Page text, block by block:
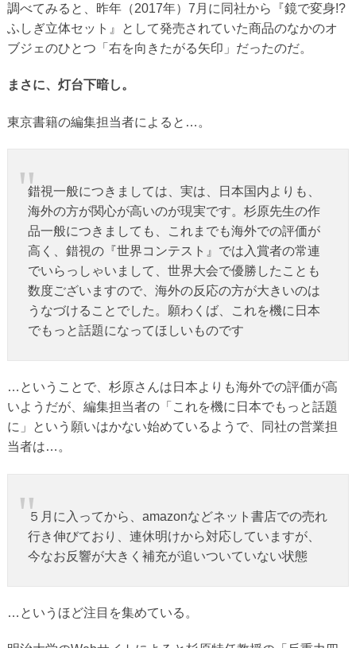
調べてみると、昨年（2017年）7月に同社から『鏡で変身!?
ふしぎ立体セット』として発売されていた商品のなかのオ
ブジェのひとつ「右を向きたがる矢印」だったのだ。
まさに、灯台下暗し。
東京書籍の編集担当者によると…。
錯視一般につきましては、実は、日本国内よりも、
海外の方が関心が高いのが現実です。杉原先生の作
品一般につきましても、これまでも海外での評価が
高く、錯視の『世界コンテスト』では入賞者の常連
でいらっしゃいまして、世界大会で優勝したことも
数度ございますので、海外の反応の方が大きいのは
うなづけることでした。願わくば、これを機に日本
でもっと話題になってほしいものです
…ということで、杉原さんは日本よりも海外での評価が高
いようだが、編集担当者の「これを機に日本でもっと話題
に」という願いはかない始めているようで、同社の営業担
当者は…。
５月に入ってから、amazonなどネット書店での売れ
行き伸びており、連休明けから対応していますが、
今なお反響が大きく補充が追いついていない状態
…というほど注目を集めている。